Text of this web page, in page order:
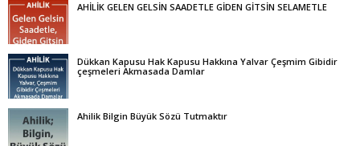
AHİLİK GELEN GELSİN SAADETLE GİDEN GİTSİN SELAMETLE
Dükkan Kapusu Hak Kapusu Hakkına Yalvar Çeşmim Gibidir
çeşmeleri Akmasada Damlar
Ahilik Bilgin Büyük Sözü Tutmaktır